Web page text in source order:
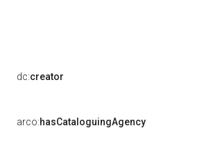
dc:creator
arco:hasCataloguingAgency